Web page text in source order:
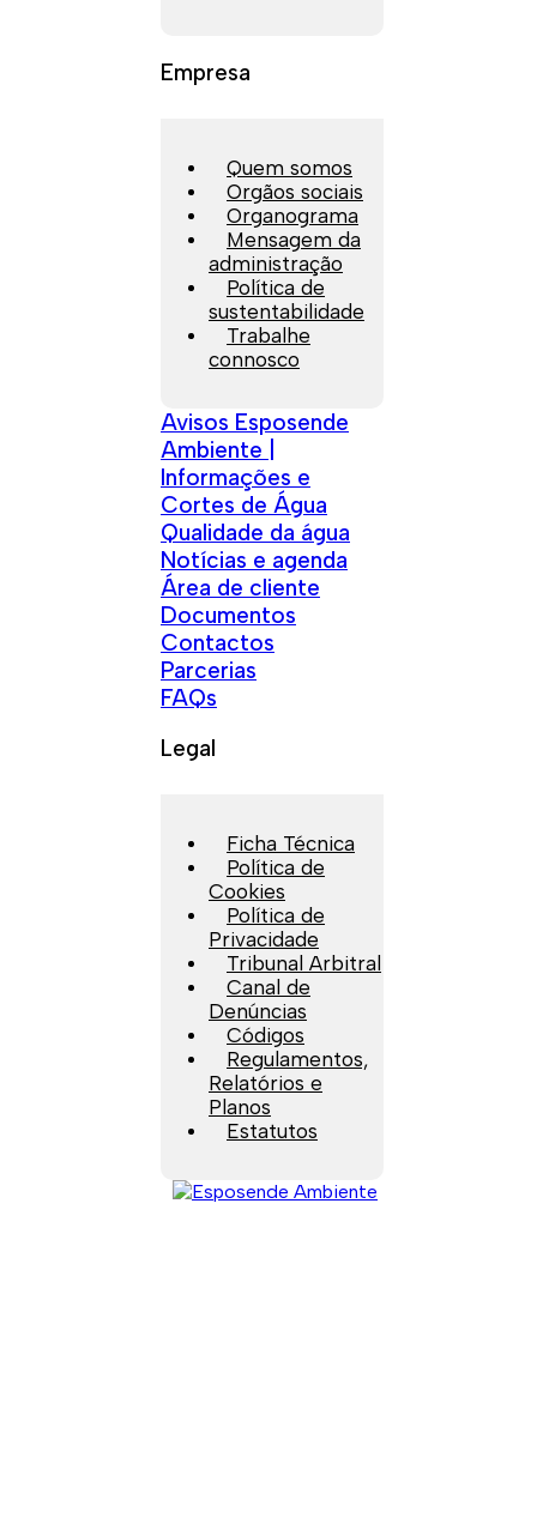
Empresa
Quem somos
Orgãos sociais
Organograma
Mensagem da
administração
Política de
sustentabilidade
Trabalhe
connosco
Avisos Esposende
Ambiente |
Informações e
Cortes de Água
Qualidade da água
Notícias e agenda
Área de cliente
Documentos
Contactos
Parcerias
FAQs
Legal
Ficha Técnica
Política de
Cookies
Política de
Privacidade
Tribunal Arbitral
Canal de
Denúncias
Códigos
Regulamentos,
Relatórios e
Planos
Estatutos